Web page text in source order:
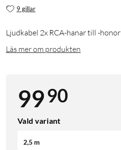
9 gillar
Ljudkabel 2x RCA-hanar till -honor
Läs mer om produkten
9990
Vald variant
2,5 m